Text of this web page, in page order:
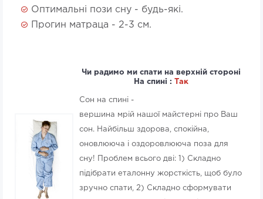
Оптимальні пози сну - будь-які.
Прогин матраца - 2-3 см.
Чи радимо ми спати на верхній стороні
На спині :
Так
Сон на спині -
вершина мрій нашої майстерні про Ваш
сон. Найбільш здорова, спокійна,
оновлююча і оздоровлююча поза для
сну! Проблем всього дві: 1) Складно
підібрати еталонну жорсткість, щоб було
зручно спати, 2) Складно сформувати